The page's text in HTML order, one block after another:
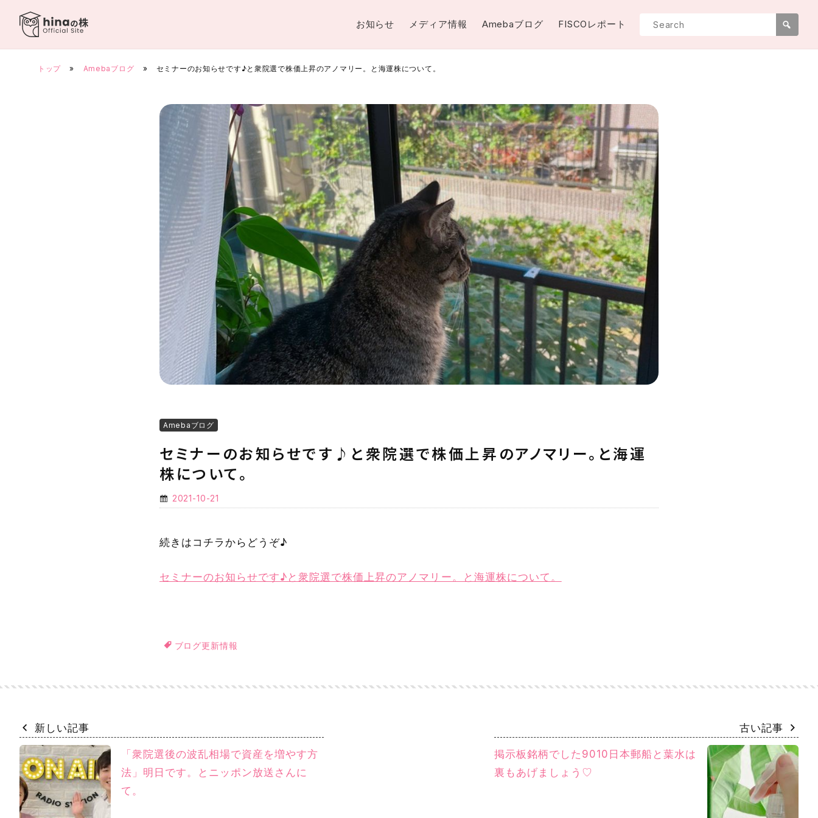
お知らせ メディア情報 Amebaブログ FISCOレポート
トップ » Amebaブログ » セミナーのお知らせです♪と衆院選で株価上昇のアノマリー。と海運株について。
Amebaブログ
セミナーのお知らせです♪と衆院選で株価上昇のアノマリー。と海運
株について。
2021-10-21
続きはコチラからどうぞ♪
セミナーのお知らせです♪と衆院選で株価上昇のアノマリー。と海運株について。
ブログ更新情報
新しい記事
「衆院選後の波乱相場で資産を増やす方
法」明日です。とニッポン放送さんに
て。
古い記事
掲示板銘柄でした9010日本郵船と葉水は
裏もあげましょう♡